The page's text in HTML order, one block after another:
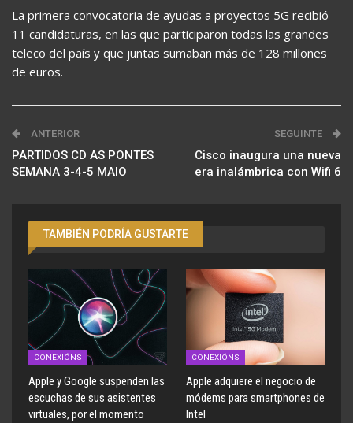
La primera convocatoria de ayudas a proyectos 5G recibió
11 candidaturas, en las que participaron todas las grandes
teleco del país y que juntas sumaban más de 128 millones
de euros.
ANTERIOR
PARTIDOS CD AS PONTES
SEMANA 3-4-5 MAIO
SEGUINTE
Cisco inaugura una nueva
era inalámbrica con Wifi 6
TAMBIÉN PODRÍA GUSTARTE
CONEXIÓNS
Apple y Google suspenden las
escuchas de sus asistentes
virtuales, por el momento
CONEXIÓNS
Apple adquiere el negocio de
módems para smartphones de
Intel